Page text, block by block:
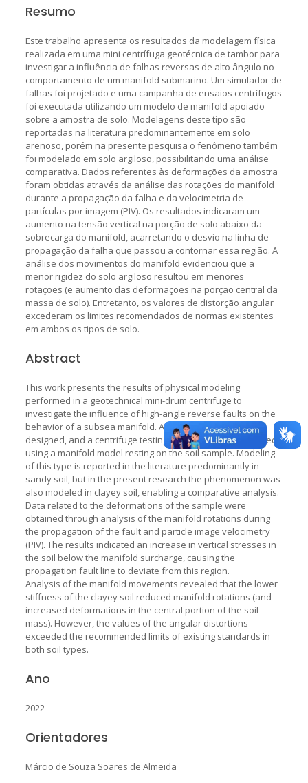
Resumo
Este trabalho apresenta os resultados da modelagem física
realizada em uma mini centrífuga geotécnica de tambor para
investigar a influência de falhas reversas de alto ângulo no
comportamento de um manifold submarino. Um simulador de
falhas foi projetado e uma campanha de ensaios centrífugos
foi executada utilizando um modelo de manifold apoiado
sobre a amostra de solo. Modelagens deste tipo são
reportadas na literatura predominantemente em solo
arenoso, porém na presente pesquisa o fenômeno também
foi modelado em solo argiloso, possibilitando uma análise
comparativa. Dados referentes às deformações da amostra
foram obtidas através da análise das rotações do manifold
durante a propagação da falha e da velocimetria de
partículas por imagem (PIV). Os resultados indicaram um
aumento na tensão vertical na porção de solo abaixo da
sobrecarga do manifold, acarretando o desvio na linha de
propagação da falha que passou a contornar essa região. A
análise dos movimentos do manifold evidenciou que a
menor rigidez do solo argiloso resultou em menores
rotações (e aumento das deformações na porção central da
massa de solo). Entretanto, os valores de distorção angular
excederam os limites recomendados de normas existentes
em ambos os tipos de solo.
Abstract
This work presents the results of physical modeling
performed in a geotechnical mini-drum centrifuge to
investigate the influence of high-angle reverse faults on the
behavior of a subsea manifold. A fault simulator was
designed, and a centrifuge testing campaign was performed
using a manifold model resting on the soil sample. Modeling
of this type is reported in the literature predominantly in
sandy soil, but in the present research the phenomenon was
also modeled in clayey soil, enabling a comparative analysis.
Data related to the deformations of the sample were
obtained through analysis of the manifold rotations during
the propagation of the fault and particle image velocimetry
(PIV). The results indicated an increase in vertical stresses in
the soil below the manifold surcharge, causing the
propagation fault line to deviate from this region.
Analysis of the manifold movements revealed that the lower
stiffness of the clayey soil reduced manifold rotations (and
increased deformations in the central portion of the soil
mass). However, the values of the angular distortions
exceeded the recommended limits of existing standards in
both soil types.
Ano
2022
Orientadores
Márcio de Souza Soares de Almeida